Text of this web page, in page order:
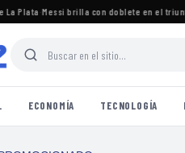
·Messi brilla con doblete en el triunfo
ECONOMÍA TECNOLOGÍA